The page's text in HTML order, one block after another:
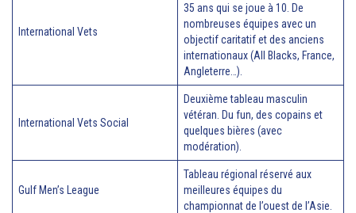
International Vets
35 ans qui se joue à 10. De
nombreuses équipes avec un
objectif caritatif et des anciens
internationaux (All Blacks, France,
Angleterre…).
International Vets Social
Deuxième tableau masculin
vétéran. Du fun, des copains et
quelques bières (avec
modération).
Gulf Men’s League
Tableau régional réservé aux
meilleures équipes du
championnat de l’ouest de l’Asie.